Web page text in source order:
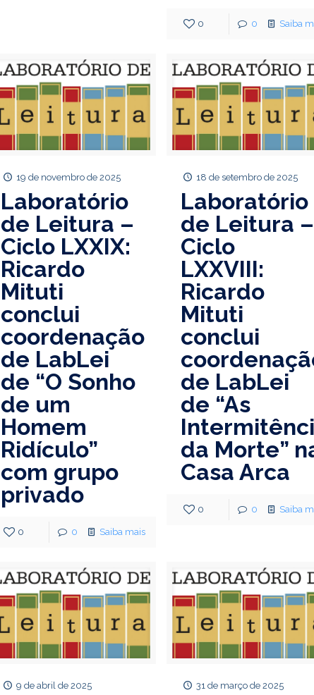
0 0 Saiba
19 de novembro de 2025
Laboratório
de Leitura –
Ciclo LXXIX:
Ricardo
Mituti
conclui
coordenação
de LabLei
de “O Sonho
de um
Homem
Ridículo”
com grupo
privado
0 0 Saiba mais
18 de setembro de 2025
Laboratório
de Leitura –
Ciclo
LXXVIII:
Ricardo
Mituti
conclui
de LabLei
de “As
da Morte”
Casa Arca
0 0 Saiba
9 de abril de 2025 31 de março de 2025